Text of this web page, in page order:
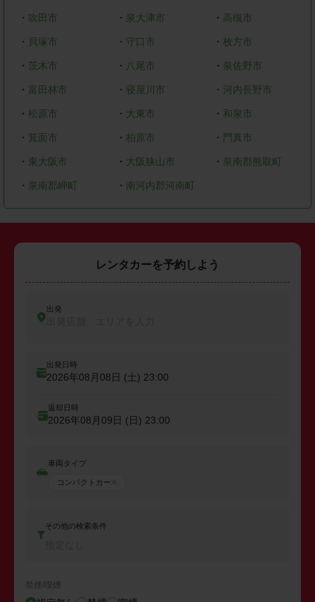
・ 吹田市 ・ 泉大津市 ・ 高槻市
・ 貝塚市 ・ 守口市 ・枚方市
・ 茨木市 ・ 八尾市 ・ 泉佐野市
・ 富田林市 ・ 寝屋川市 ・ 河内長野市
・ 松原市 ・ 大東市 ・ 和泉市
・ 箕面市 ・ 柏原市 ・ 門真市
・ 東大阪市 ・ 大阪狭山市 ・ 泉南郡熊取町
・ 泉南郡岬町 ・ 南河内郡河南町
レンタカーを予約しよう
出発
出発日時
2026年08月08日 (土) 23:00
返却日時
2026年08月09日 (日) 23:00
車両タイプ
コンパクトカー
その他の検索条件
禁煙/喫煙